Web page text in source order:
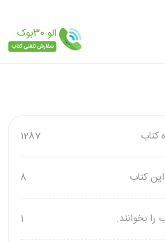
کتاب 1287
کتاب 8
بخوانند. 1